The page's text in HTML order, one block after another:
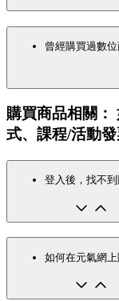
曾經購買過數
購買商品相關：
式、課程/活動
登入後，找不
如何在元氣網上